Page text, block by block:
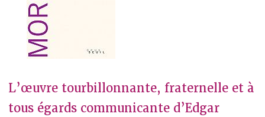
L’œuvre tourbillonnante, fraternelle et à
tous égards communicante d’Edgar